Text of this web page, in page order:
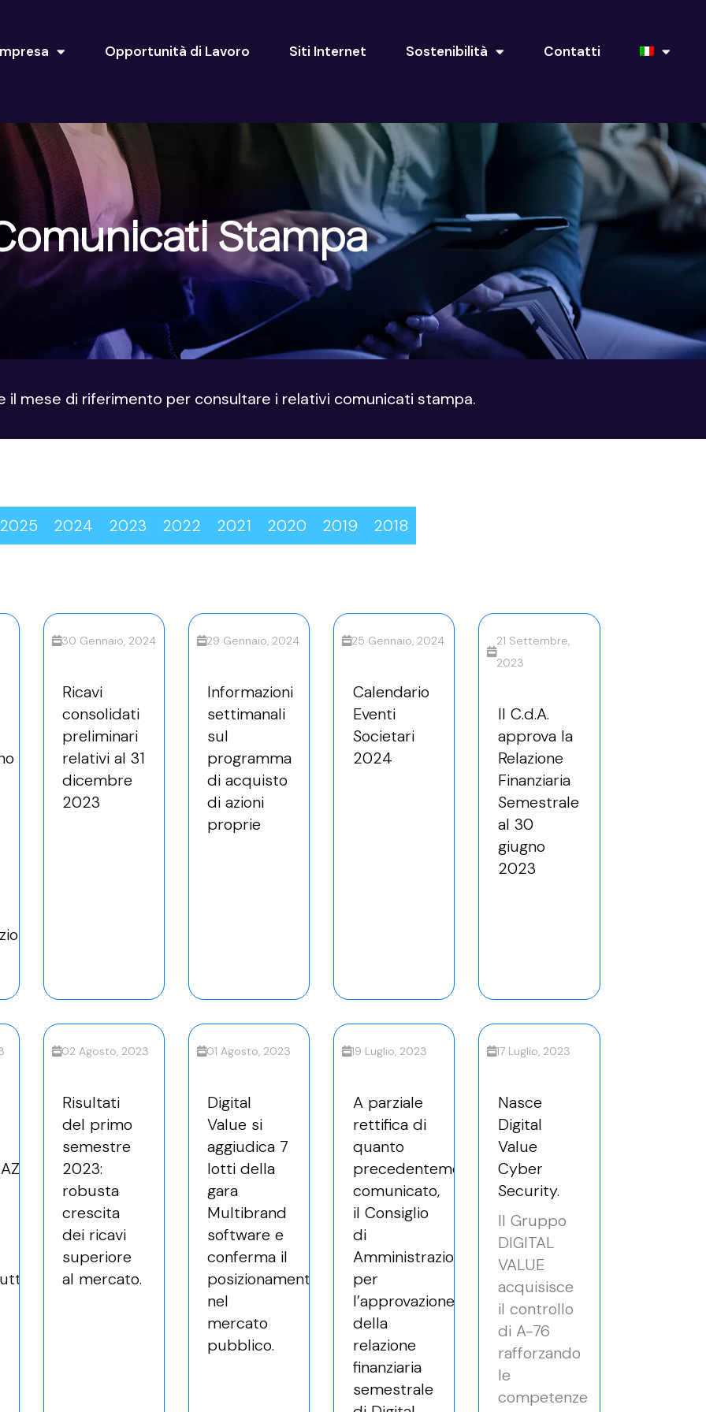
Opportunità di Lavoro Siti Internet Sostenibilità Contatti
Stampa
il mese di riferimento per consultare i relativi comunicati stampa.
2025 2024 2023 2022 2021 2020 2019 2018
30 Gennaio, 2024
Ricavi
consolidati
preliminari
relativi al 31
dicembre
2023
29 Gennaio, 2024
Informazioni
settimanali
sul
programma
di acquisto
di azioni
proprie
25 Gennaio, 2024
Calendario
Eventi
Societari
2024
21 Settembre,
2023
Il C.d.A.
approva la
Relazione
Finanziaria
Semestrale
al 30
giugno
2023
02 Agosto, 2023
Risultati
del primo
semestre
2023:
robusta
crescita
dei ricavi
superiore
al mercato.
01 Agosto, 2023
Digital
Value si
aggiudica 7
lotti della
gara
Multibrand
software e
conferma il
posizionamento
nel
mercato
pubblico.
19 Luglio, 2023
A parziale
rettifica di
quanto
precedentemente
comunicato,
il Consiglio
di
Amministrazione
per
l’approvazione
della
relazione
finanziaria
semestrale
17 Luglio, 2023
Nasce
Digital
Value
Cyber
Security.
Il Gruppo
DIGITAL
VALUE
acquisisce
il controllo
di A-76
rafforzando
le
competenze